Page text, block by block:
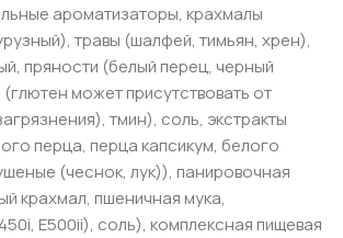
ароматизаторы, крахмалы
травы (шалфей, тимьян, хрен),
пряности (белый перец, черный
может присутствовать от
тмин), соль, экстракты
перца, перца капсикум, белого
(чеснок, лук)), панировочная
крахмал, пшеничная мука,
Е500ii), соль), комплексная пищевая